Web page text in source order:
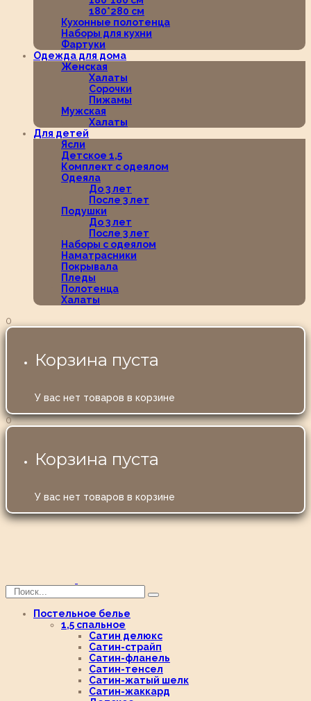
180*280 см
Кухонные полотенца
Наборы для кухни
Фартуки
Одежда для дома
Женская
Халаты
Сорочки
Пижамы
Мужская
Халаты
Для детей
Ясли
Детское 1,5
Комплект с одеялом
Одеяла
До 3 лет
После 3 лет
Подушки
До 3 лет
После 3 лет
Наборы с одеялом
Наматрасники
Покрывала
Пледы
Полотенца
Халаты
0
Корзина пуста
У вас нет товаров в корзине
0
Корзина пуста
У вас нет товаров в корзине
Постельное белье
1,5 спальное
Сатин делюкс
Сатин-страйп
Сатин-фланель
Сатин-тенсел
Сатин-жатый шелк
Сатин-жаккард